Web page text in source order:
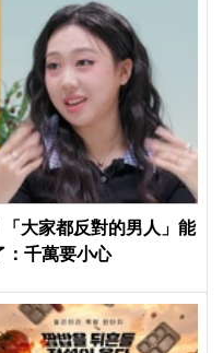
大家都反對的男人」能
：千萬要小心